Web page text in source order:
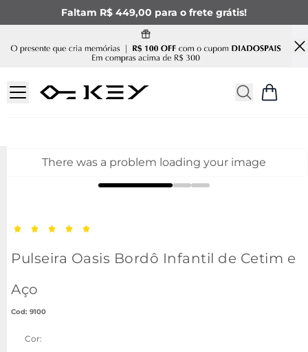
Faltam R$ 449,00 para o frete grátis!
There was a problem loading your image
Pulseira Oasis Bordô Infantil de Cetim e
Aço
: 9100
Cor: